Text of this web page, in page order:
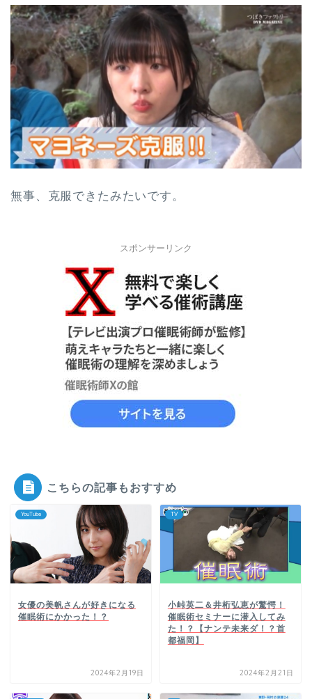
無事、克服できたみたいです。
スポンサーリンク
こちらの記事もおすすめ
YouTube
女優の美帆さんが好きになる
催眠術にかかった！？
2024年2月19日
TV
小峠英二＆井桁弘恵が驚愕！
催眠術セミナーに潜入してみ
た！？【ナンテ未来ダ！？首
都福岡】
2024年2月21日